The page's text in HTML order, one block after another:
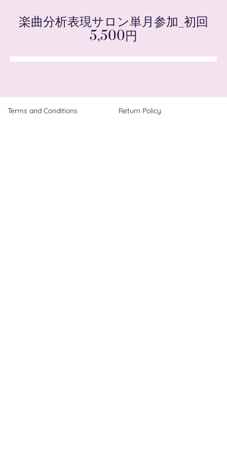
楽曲分析表現サロン単月参加_初回
5,500円
Terms and Conditions Return Policy